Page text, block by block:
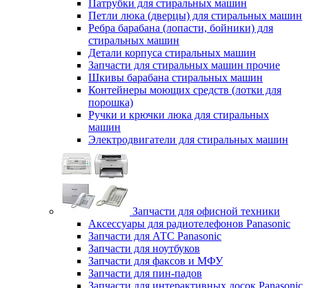
Патрубки для стиральных машин
Петли люка (дверцы) для стиральных машин
Ребра барабана (лопасти, бойники) для
стиральных машин
Детали корпуса стиральных машин
Запчасти для стиральных машин прочие
Шкивы барабана стиральных машин
Контейнеры моющих средств (лотки для
порошка)
Ручки и крючки люка для стиральных
машин
Электродвигатели для стиральных машин
Запчасти для офисной техники
Аксессуары для радиотелефонов Panasonic
Запчасти для АТС Panasonic
Запчасти для ноутбуков
Запчасти для факсов и МФУ
Запчасти для пин-падов
Запчасти для интерактивных досок Panasonic